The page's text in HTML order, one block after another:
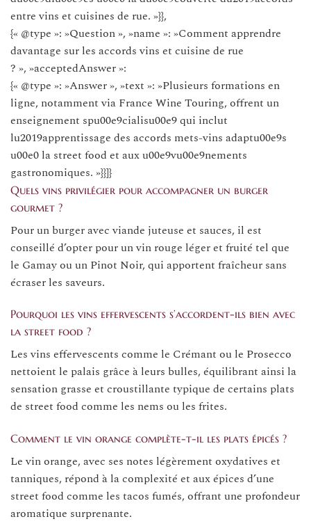
entre vins et cuisines de rue. »}},
{« @type »: »Question », »name »: »Comment apprendre
davantage sur les accords vins et cuisine de rue
? », »acceptedAnswer »:
{« @type »: »Answer », »text »: »Plusieurs formations en
ligne, notamment via France Wine Touring, offrent un
enseignement spu00e9cialisu00e9 qui inclut
lu2019apprentissage des accords mets-vins adaptu00e9s
u00e0 la street food et aux u00e9vu00e9nements
gastronomiques. »}}]}
Quels vins privilégier pour accompagner un burger
gourmet ?
Pour un burger avec viande juteuse et sauces, il est
conseillé d’opter pour un vin rouge léger et fruité tel que
le Gamay ou un Pinot Noir, qui apportent fraîcheur sans
écraser les saveurs.
Pourquoi les vins effervescents s’accordent-ils bien avec
la street food ?
Les vins effervescents comme le Crémant ou le Prosecco
nettoient le palais grâce à leurs bulles, équilibrant ainsi la
sensation grasse et croustillante typique de certains plats
de street food comme les nems ou les frites.
Comment le vin orange complète-t-il les plats épicés ?
Le vin orange, avec ses notes légèrement oxydatives et
tanniques, répond à la complexité et aux épices d’une
street food comme les tacos fumés, offrant une profondeur
aromatique surprenante.